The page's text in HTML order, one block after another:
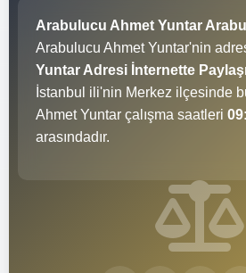
Arabulucu Ahmet Yuntar
Arabulucu Ahmet Yuntar'nin
Yuntar Adresi İnternette
İstanbul ili'nin Merkez ilçesinde
Ahmet Yuntar çalışma saatleri
arasındadır.